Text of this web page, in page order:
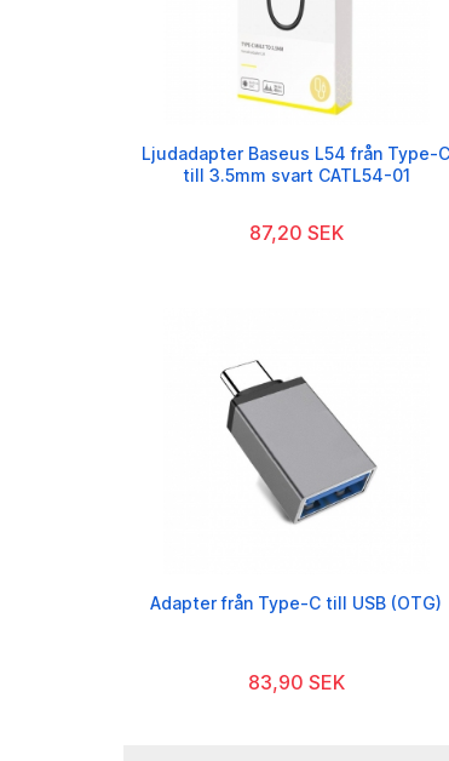
Ljudadapter Baseus L54 från Type-C
till 3.5mm svart CATL54-01
87,20 SEK
Adapter från Type-C till USB (OTG)
83,90 SEK